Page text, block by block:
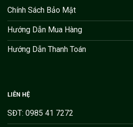
Chính Sách Bảo Mật
Hướng Dẫn Mua Hàng
Hướng Dẫn Thanh Toán
LIÊN HỆ
SĐT: 0985 41 7272